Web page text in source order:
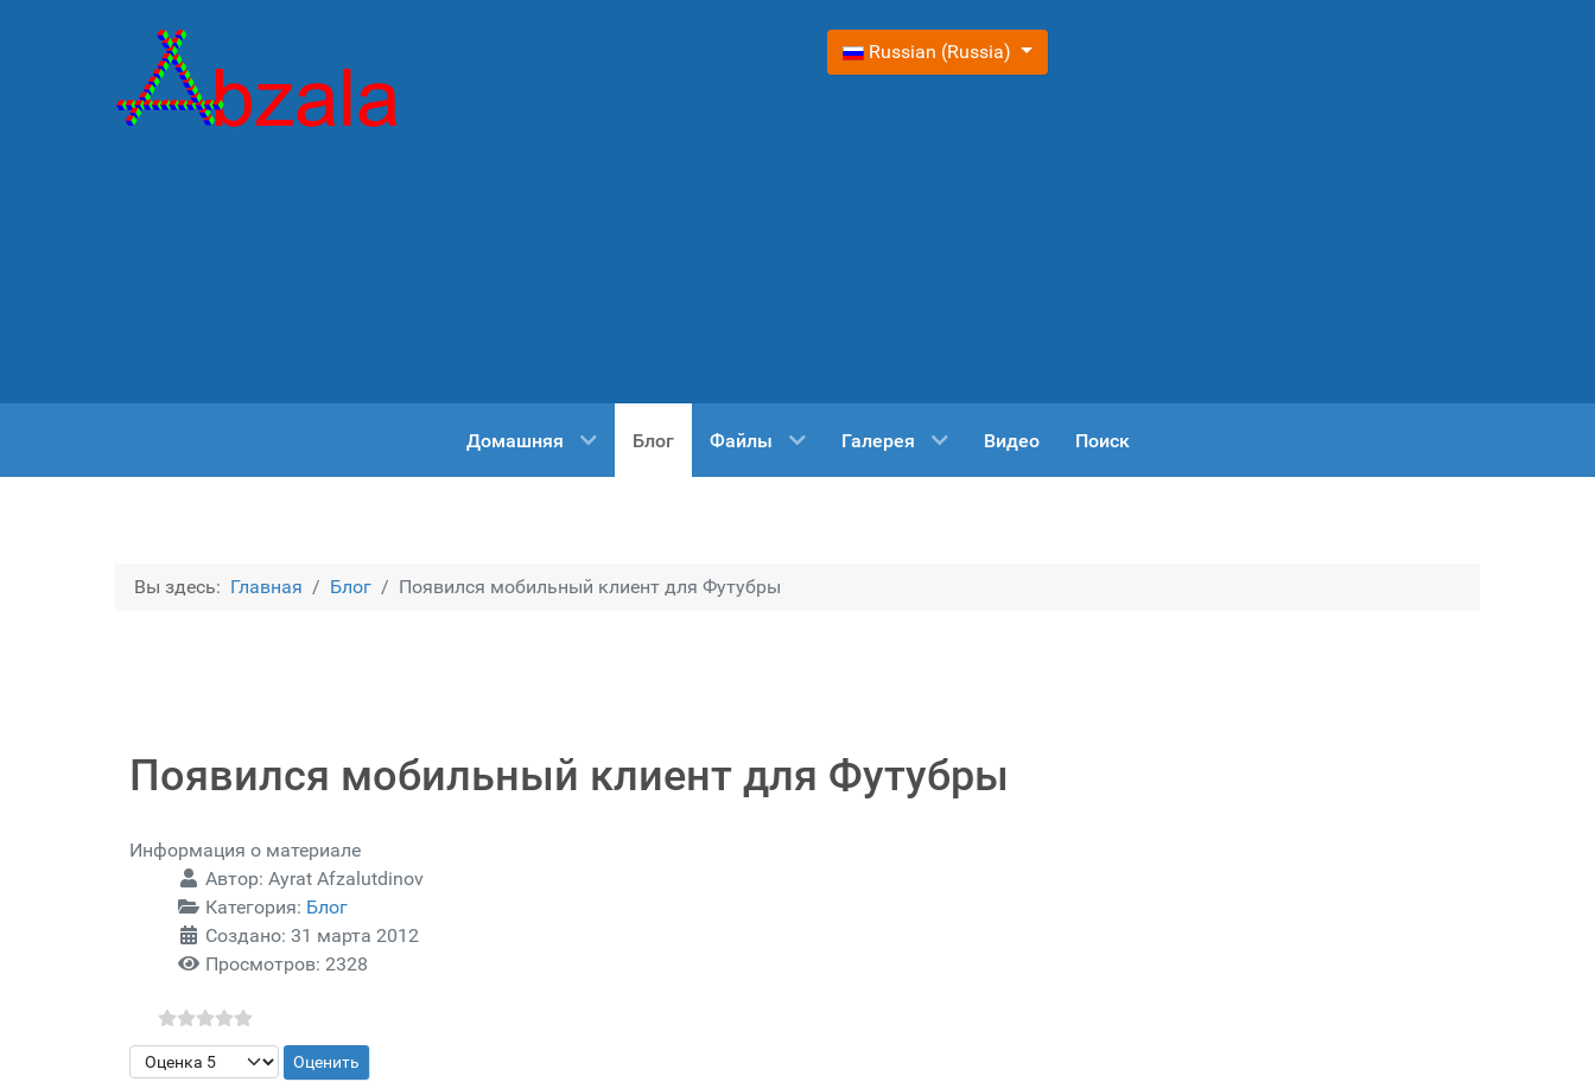
Выберите язык
Russian (Russia)
Домашняя Блог Файлы Галерея Видео Поиск
Вы здесь: Главная Блог Появился мобильный клиент для Футубры
Появился мобильный клиент для Футубры
Информация о материале
Автор: Ayrat Afzalutdinov
Категория: Блог
Создано: 31 марта 2012
Просмотров: 2328
Пожалуйста, оцените